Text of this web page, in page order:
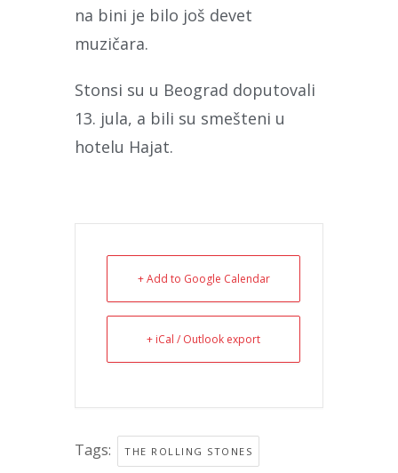
na bini je bilo još devet
muzičara.
Stonsi su u Beograd doputovali
13. jula, a bili su smešteni u
hotelu Hajat.
+ Add to Google Calendar
+ iCal / Outlook export
Tags: THE ROLLING STONES